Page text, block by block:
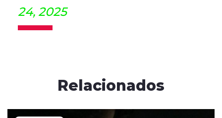
24, 2025
Relacionados